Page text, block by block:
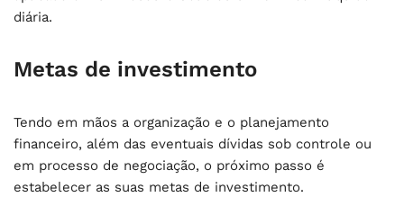
diária.
Metas de investimento
Tendo em mãos a organização e o planejamento
financeiro, além das eventuais dívidas sob controle ou
em processo de negociação, o próximo passo é
estabelecer as suas metas de investimento.